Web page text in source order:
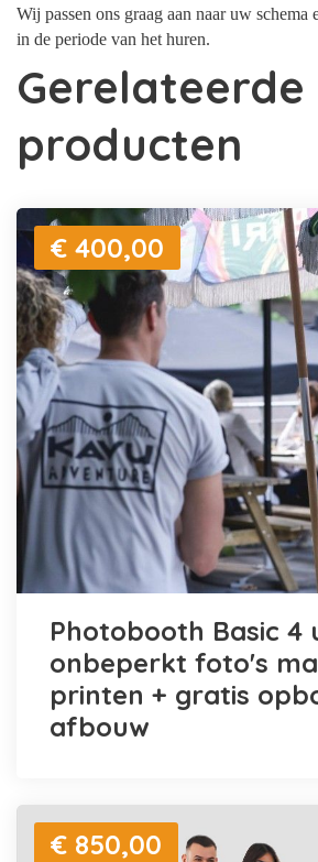
Wij passen ons graag aan naar uw
in de periode van het huren.
Gerelateerde
producten
€ 400,00
Photobooth Basic 4
onbeperkt foto's
printen + gratis
afbouw
€ 850,00